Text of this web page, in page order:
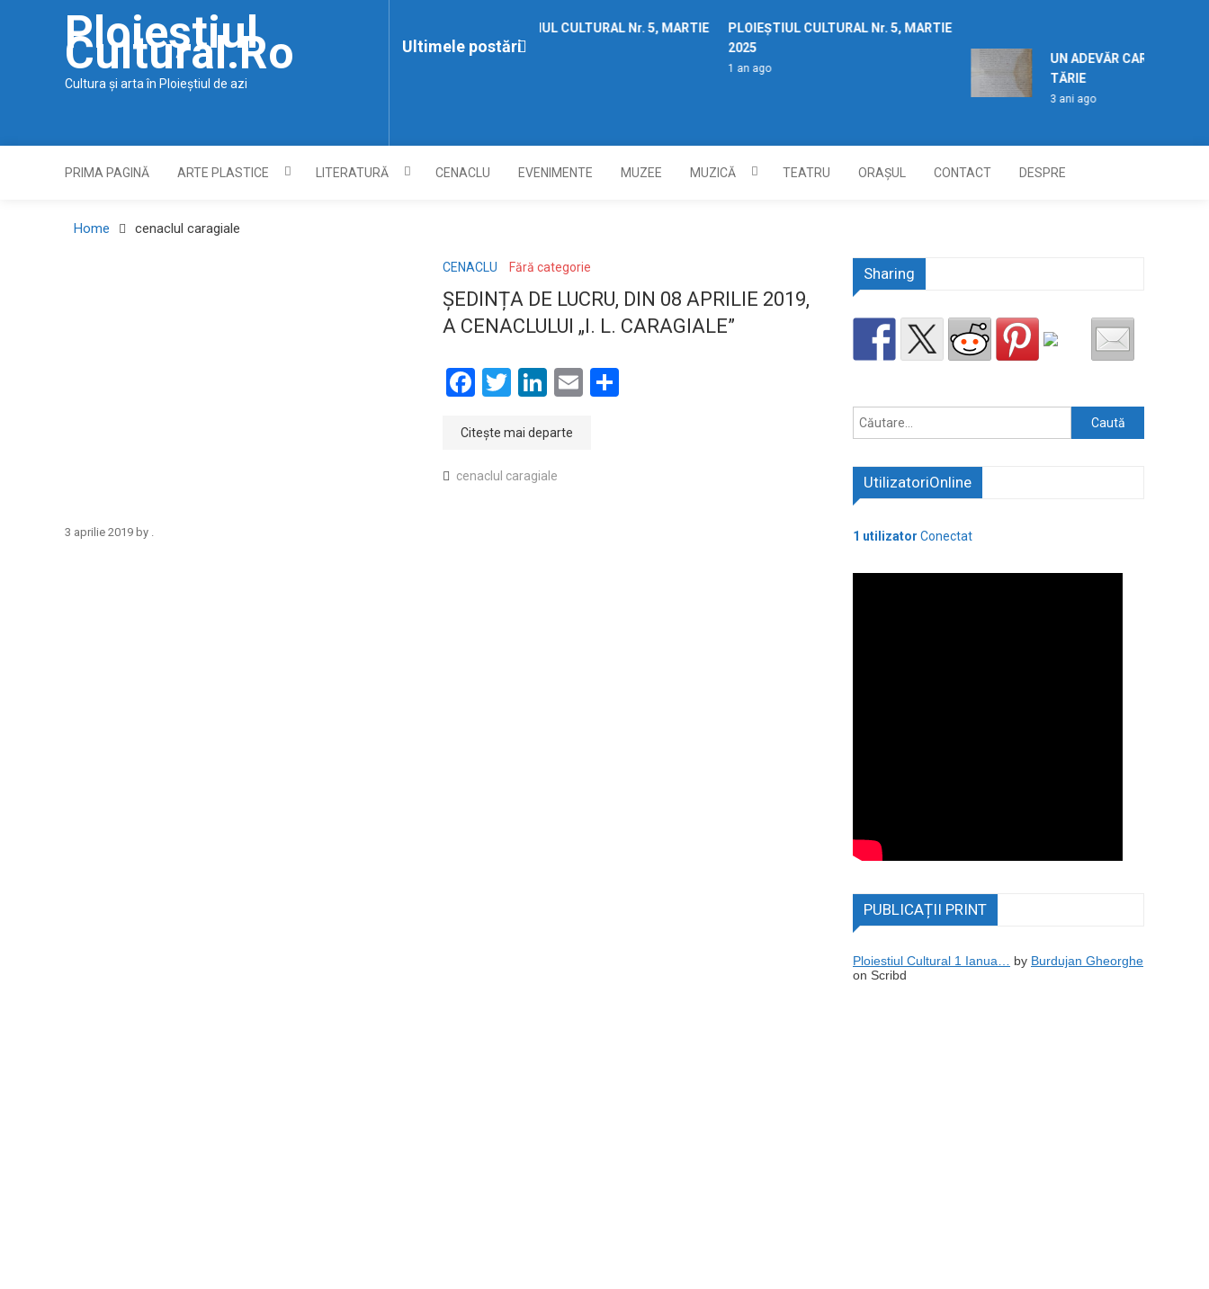
Ploieștiul
Cultural.ro
Cultura și arta în Ploieștiul de azi
Ultimele postări
PLOIEȘTIUL CULTURAL Nr. 5, MARTIE
2025
PLOIEȘTIUL CULTURAL Nr. 5, MARTIE
2025
1 an ago
UN ADEVĂR CARE TREBUIE
TĂRIE
3 ani ago
PRIMA PAGINĂ ARTE PLASTICE LITERATURĂ CENACLU EVENIMENTE MUZEE MUZICĂ TEATRU ORAȘUL CONTACT DESPRE
Home cenaclul caragiale
CENACLU Fără categorie
ȘEDINȚA DE LUCRU, DIN 08 APRILIE 2019,
A CENACLULUI „I. L. CARAGIALE”
Facebook
Twitter
LinkedIn
Email
Citește mai departe
cenaclul caragiale
3 aprilie 2019 by .
Sharing
Caută
UtilizatoriOnline
1 utilizator Conectat
PUBLICAȚII PRINT
Ploiestiul Cultural 1 Ianua… by Burdujan Gheorghe
on Scribd